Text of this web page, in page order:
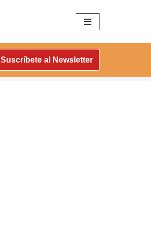
Suscríbete al Newsletter